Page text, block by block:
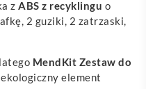
z ABS z recyklingu o
2 guziki, 2 zatrzaski,
MendKit Zestaw do
element